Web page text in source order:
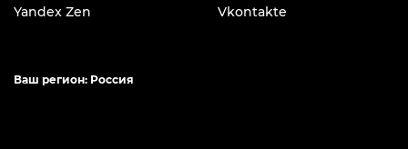
Yandex Zen Vkontakte
Ваш регион: Россия